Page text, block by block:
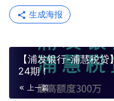
生成海报
【浦发银行-浦慧税贷】大额票贷
24期！
上一篇